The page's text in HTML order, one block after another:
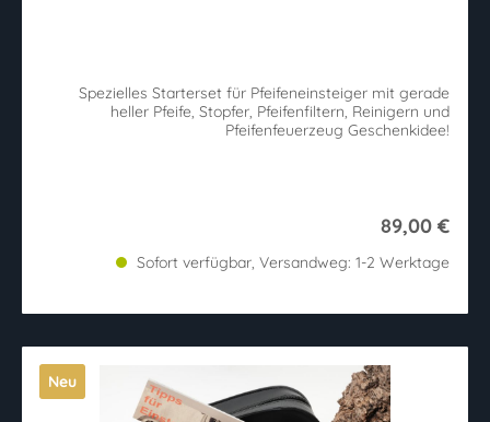
Spezielles Starterset für Pfeifeneinsteiger mit gerade
heller Pfeife, Stopfer, Pfeifenfiltern, Reinigern und
Pfeifenfeuerzeug Geschenkidee!
89,00 €
Sofort verfügbar, Versandweg: 1-2 Werktage
Neu